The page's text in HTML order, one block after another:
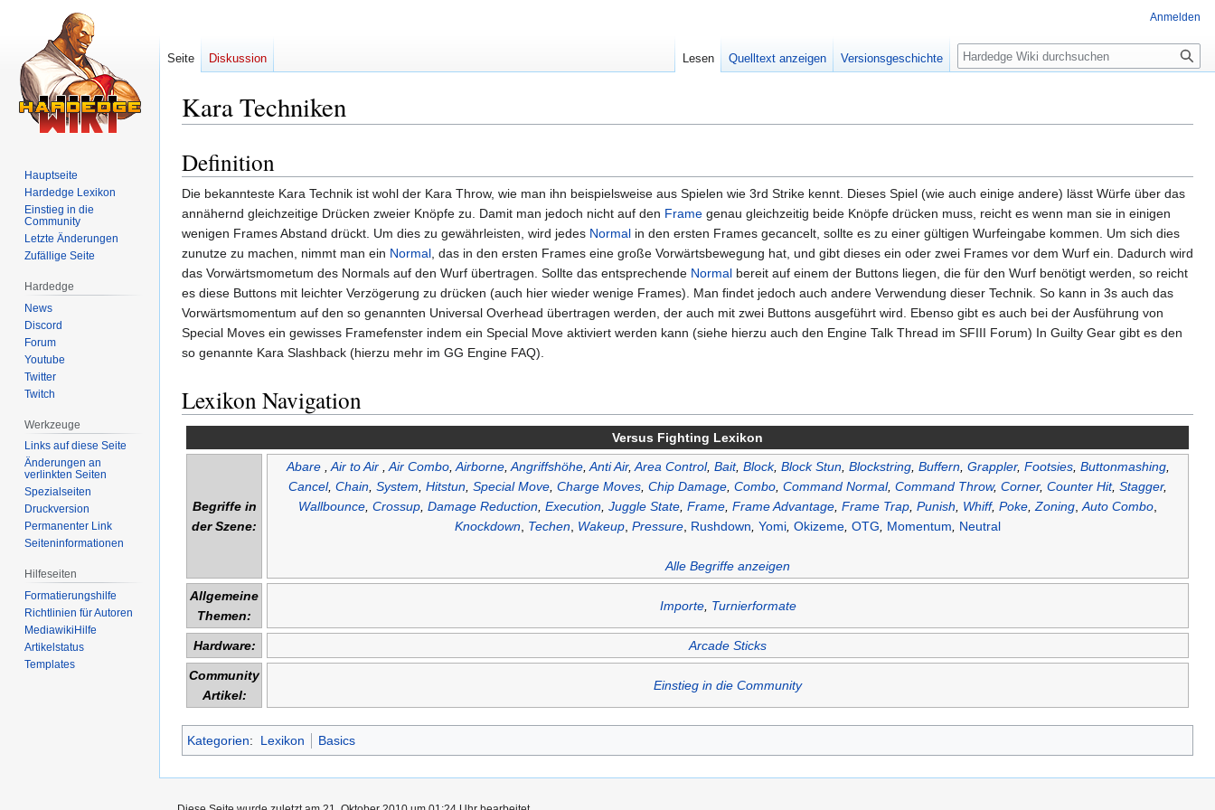
Kara Techniken
Zur
Navigation
springen
Zur
Suche
springen
Definition
Die bekannteste Kara Technik ist wohl der Kara Throw, wie man ihn beispielsweise aus Spielen wie 3rd Strike kennt. Dieses Spiel (wie auch einige andere) lässt Würfe über das
annähernd gleichzeitige Drücken zweier Knöpfe zu. Damit man jedoch nicht auf den Frame genau gleichzeitig beide Knöpfe drücken muss, reicht es wenn man sie in einigen
wenigen Frames Abstand drückt. Um dies zu gewährleisten, wird jedes Normal in den ersten Frames gecancelt, sollte es zu einer gültigen Wurfeingabe kommen. Um sich dies
zunutze zu machen, nimmt man ein Normal , das in den ersten Frames eine große Vorwärtsbewegung hat, und gibt dieses ein oder zwei Frames vor dem Wurf ein. Dadurch wird
das Vorwärtsmometum des Normals auf den Wurf übertragen. Sollte das entsprechende Normal bereit auf einem der Buttons liegen, die für den Wurf benötigt werden, so reicht
es diese Buttons mit leichter Verzögerung zu drücken (auch hier wieder wenige Frames). Man findet jedoch auch andere Verwendung dieser Technik. So kann in 3s auch das
Vorwärtsmomentum auf den so genannten Universal Overhead übertragen werden, der auch mit zwei Buttons ausgeführt wird. Ebenso gibt es auch bei der Ausführung von
Special Moves ein gewisses Framefenster indem ein Special Move aktiviert werden kann (siehe hierzu auch den Engine Talk Thread im SFIII Forum) In Guilty Gear gibt es den
so genannte Kara Slashback (hierzu mehr im GG Engine FAQ).
Lexikon Navigation
Versus Fighting Lexikon
Begriffe in
der Szene:
Abare, Air to Air, Air Combo, Airborne, Angriffshöhe, Anti Air, Area Control, Bait, Block, Block Stun, Blockstring, Buffern, Grappler, Footsies, Buttonmashing,
Cancel, Chain System Hitstun Special Move Charge Moves Chip Damage Combo Command Normal, Command Throw, Corner, Counter Hit, Stagger,
Wallbounce Crossup Damage Reduction Execution Juggle State Frame Frame Advantage Frame Trap Punish Whiff, Poke Zoning Auto Combo
Knockdown Techen Wakeup Pressure Rushdown Yomi Okizeme OTG Momentum Neutral
Alle Begriffe anzeigen
Allgemeine
Themen:
Importe, Turnierformate
Hardware: Arcade Sticks
Community
Artikel:
Einstieg in die Community
Kategorien: Lexikon Basics
Anmelden
Seite Diskussion Lesen Quelltext anzeigen Versionsgeschichte Suche
Hauptseite
Hardedge Lexikon
Einstieg in die
Community
Letzte Änderungen
Zufällige Seite
Hardedge
News
Discord
Forum
Youtube
Twitter
Twitch
Werkzeuge
Links auf diese Seite
Änderungen an
verlinkten Seiten
Spezialseiten
Druckversion
Permanenter Link
Seiten­informationen
Hilfeseiten
Formatierungshilfe
Richtlinien für Autoren
MediawikiHilfe
Artikelstatus
Templates